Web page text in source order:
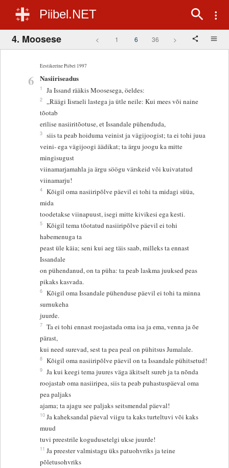
Piibel.NET
4. Moosese < 1 6 36 >
Eestikeelne Piibel 1997
6 Nasiiriseadus
1 Ja Issand rääkis Moosesega, öeldes:
2 „Räägi Iisraeli lastega ja ütle neile: Kui mees või naine
tõotab
erilise nasiiritõotuse, et Issandale pühenduda,
3 siis ta peab hoiduma veinist ja vägijoogist; ta ei tohi juua
veini- ega vägijoogi äädikat; ta ärgu joogu ka mitte
mingisugust
viinamarjamahla ja ärgu söögu värskeid või kuivatatud
viinamarju!
4 Kõigil oma nasiiripõlve päevil ei tohi ta midagi süüa,
mida
toodetakse viinapuust, isegi mitte kivikesi ega kesti.
5 Kõigil tema tõotatud nasiiripõlve päevil ei tohi
habemenuga ta
peast üle käia; seni kui aeg täis saab, milleks ta ennast
Issandale
on pühendanud, on ta püha: ta peab laskma juuksed peas
pikaks kasvada.
6 Kõigil oma Issandale pühenduse päevil ei tohi ta minna
surnukeha
juurde.
7 Ta ei tohi ennast roojastada oma isa ja ema, venna ja õe
pärast,
kui need surevad, sest ta pea peal on pühitsus Jumalale.
8 Kõigil oma nasiiripõlve päevil on ta Issandale pühitsetud!
9 Ja kui keegi tema juures väga äkitselt sureb ja ta nõnda
roojastab oma nasiiripea, siis ta peab puhastuspäeval oma
pea paljaks
ajama; ta ajagu see paljaks seitsmendal päeval!
10 Ja kaheksandal päeval viigu ta kaks turteltuvi või kaks
muud
tuvi preestrile kogudusetelgi ukse juurde!
11 Ja preester valmistagu üks patuohvriks ja teine
põletusohvriks